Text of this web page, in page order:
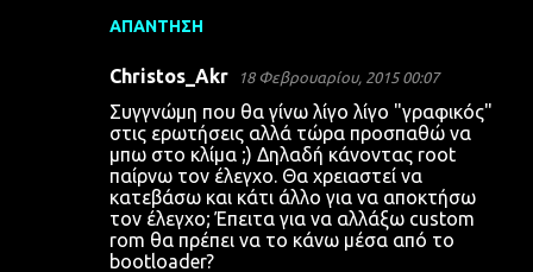
ΑΠΆΝΤΗΣΗ
Christos_Akr 18 Φεβρουαρίου, 2015 00:07
Συγγνώμη που θα γίνω λίγο λίγο "γραφικός"
στις ερωτήσεις αλλά τώρα προσπαθώ να
μπω στο κλίμα ;) Δηλαδή κάνοντας root
παίρνω τον έλεγχο. Θα χρειαστεί να
κατεβάσω και κάτι άλλο για να αποκτήσω
τον έλεγχο; Έπειτα για να αλλάξω custom
rom θα πρέπει να το κάνω μέσα από το
bootloader?